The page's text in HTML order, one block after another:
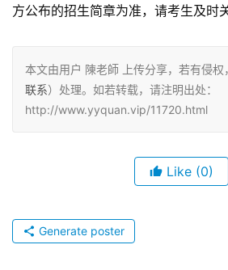
方公布的招生简章为准，请考生及时
本文由用户 陳老師 上传分享，若有侵权
联系）处理。如若转载，请注明出处：
http://www.yyquan.vip/11720.html
Like (0)
Generate poster